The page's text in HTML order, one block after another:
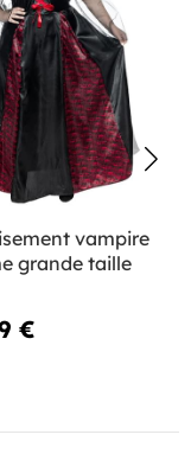
vampire
grande taille
€